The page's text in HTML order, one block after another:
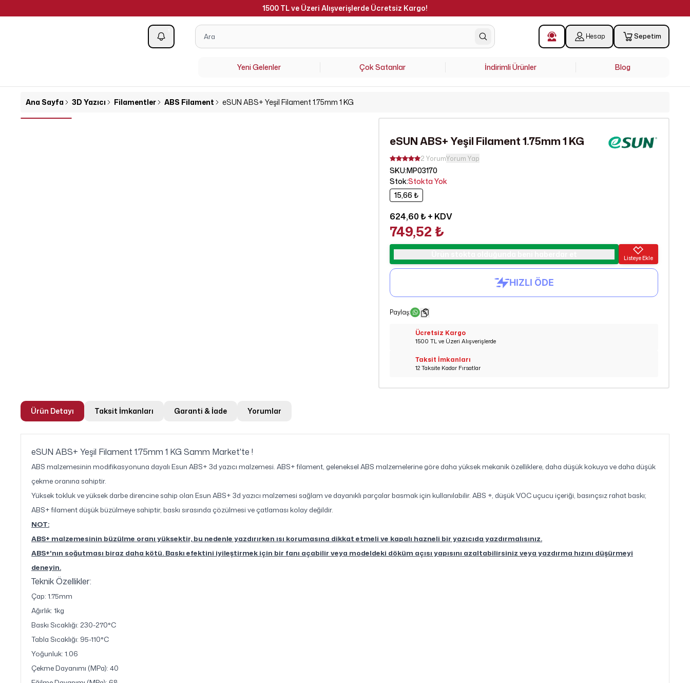
Hafta İçi Saat 15.00'a Kadar Verilen Siparişler Aynı Gün Kargoda !
Hesap 0 Sepetim
Yeni Gelenler Çok Satanlar İndirimli Ürünler Blog
Ana Sayfa 3D Yazıcı Filamentler ABS Filament eSUN ABS+ Yeşil Filament 1.75mm 1 KG
eSUN ABS+ Yeşil Filament 1.75mm 1 KG
2 YorumYorum Yap
SKU:MP03170
Stok:Stokta Yok
15,66 ₺
624,60 ₺+ KDV
749,52 ₺
Listeye Ekle
Paylaş:
Ücretsiz Kargo
1500 TL ve Üzeri Alışverişlerde
Taksit İmkanları
12 Taksite Kadar Fırsatlar
Ürün Detayı Taksit İmkanları Garanti & İade Yorumlar
eSUN ABS+ Yeşil Filament 1.75mm 1 KG Samm Market'te !
ABS malzemesinin modifikasyonuna dayalı Esun ABS+ 3d yazıcı malzemesi. ABS+ filament, geleneksel ABS malzemelerine göre daha yüksek mekanik özelliklere, daha düşük kokuya ve daha düşük
çekme oranına sahiptir.
Yüksek tokluk ve yüksek darbe direncine sahip olan Esun ABS+ 3d yazıcı malzemesi sağlam ve dayanıklı parçalar basmak için kullanılabilir. ABS +, düşük VOC uçucu içeriği, basınçsız rahat baskı;
ABS+ filament düşük büzülmeye sahiptir, baskı sırasında çözülmesi ve çatlaması kolay değildir.
NOT:
ABS+ malzemesinin büzülme oranı yüksektir, bu nedenle yazdırırken ısı korumasına dikkat etmeli ve kapalı hazneli bir yazıcıda yazdırmalısınız.
ABS+'nın soğutması biraz daha kötü. Baskı efektini iyileştirmek için bir fanı açabilir veya modeldeki döküm açısı yapısını azaltabilirsiniz veya yazdırma hızını düşürmeyi
deneyin.
Teknik Özellikler:
Çap: 1.75mm
Ağırlık: 1kg
Baskı Sıcaklığı: 230-270°C
Tabla Sıcaklığı: 95-110°C
Yoğunluk: 1.06
Çekme Dayanımı (MPa): 40